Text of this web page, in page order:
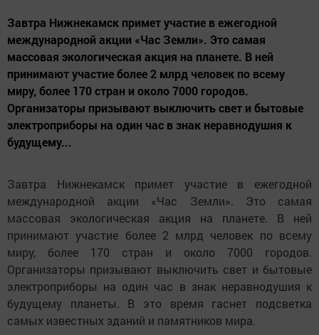
Завтра Нижнекамск примет участие в ежегодной
международной акции «Час Земли». Это самая
массовая экологическая акция на планете. В ней
принимают участие более 2 млрд человек по всему
миру, более 170 стран и около 7000 городов.
Организаторы призывают выключить свет и бытовые
электроприборы на один час в знак неравнодушия к
будущему...
Завтра Нижнекамск примет участие в ежегодной
международной акции «Час Земли». Это самая
массовая экологическая акция на планете. В ней
принимают участие более 2 млрд человек по всему
миру, более 170 стран и около 7000 городов.
Организаторы призывают выключить свет и бытовые
электроприборы на один час в знак неравнодушия к
будущему планеты. В это время гаснет подсветка
самых известных зданий и памятников мира.